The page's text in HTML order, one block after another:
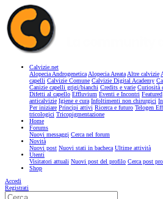
Calvizie.net
Alopecia AndrogeneticaAlopecia AreataAltre calvizie
capelli Calvizie Comune Calvizie Digital Academy
Canizie capelli grigi/bianchi Credits e varie Curiosità
Difetti al capello Effluvium Eventi e Incontri Featured
anticalvizie Igiene e cura Infoltimenti non chirurgici
Per iniziare Principi attivi Ricerca e futuro Telogen
tricologici Tricopigmentazione
Home
Forums
Nuovi messaggi Cerca nel forum
Novità
Nuovi post Nuovi stati in bacheca Ultime attività
Utenti
Visitatori attuali Nuovi post del profilo Cerca post
Shop
Accedi
Registrati